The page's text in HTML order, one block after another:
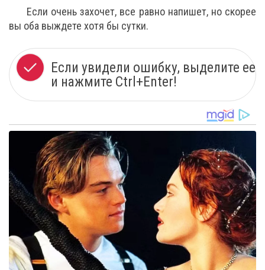
Если очень захочет, все равно напишет, но скорее
вы оба выждете хотя бы сутки.
Если увидели ошибку, выделите ее
и нажмите Ctrl+Enter!